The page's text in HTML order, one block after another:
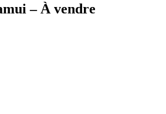
– À vendre